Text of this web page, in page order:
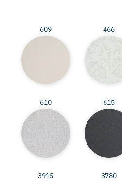
466
609
615
610
3780
3915